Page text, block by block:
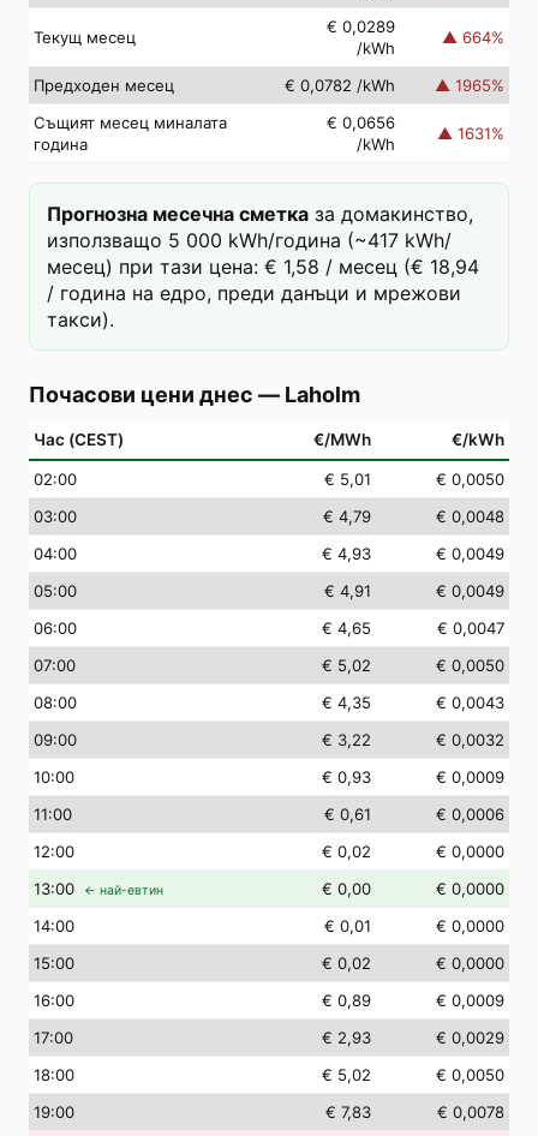
Текущ месец
€ 0,0289
/kWh
▲ 664%
Предходен месец € 0,0782 /kWh ▲ 1965%
Същият месец миналата
година
€ 0,0656
/kWh
▲ 1631%
Прогнозна месечна сметка за домакинство,
използващо 5 000 kWh/година (~417 kWh/
месец) при тази цена: € 1,58 / месец (€ 18,94
/ година на едро, преди данъци и мрежови
такси).
Почасови цени днес — Laholm
Час (CEST) €/MWh €/kWh
02:00 € 5,01
€ 0,0050
03:00 € 4,79
€ 0,0048
04:00 € 4,93
€ 0,0049
05:00 € 4,91
€ 0,0049
06:00 € 4,65
€ 0,0047
07:00 € 5,02
€ 0,0050
08:00 € 4,35
€ 0,0043
09:00 € 3,22
€ 0,0032
10:00 € 0,93
€ 0,0009
11:00 € 0,61
€ 0,0006
12:00 € 0,02
€ 0,0000
13:00 ← най-евтин € 0,00
€ 0,0000
14:00 € 0,01
€ 0,0000
15:00 € 0,02
€ 0,0000
16:00 € 0,89
€ 0,0009
17:00 € 2,93
€ 0,0029
18:00 € 5,02
€ 0,0050
19:00 € 7,83
€ 0,0078